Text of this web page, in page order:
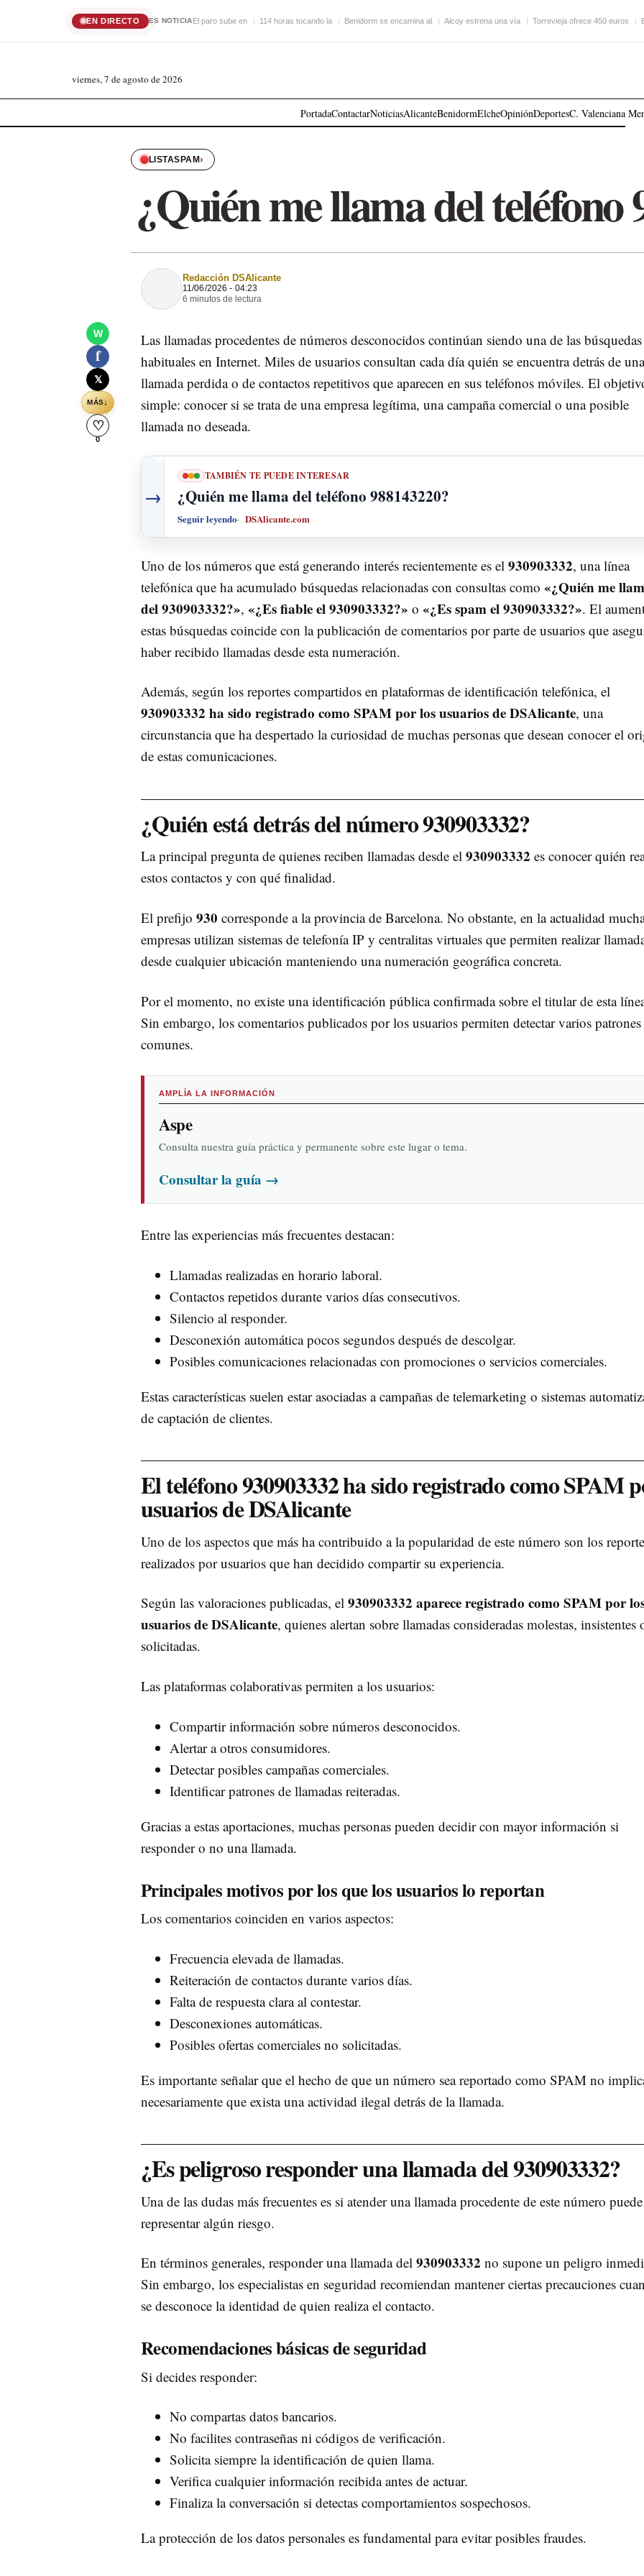
EN DIRECTO ES NOTICIAEl paro sube en 114 horas tocando la Benidorm se encamina al Alcoy estrena una vía Torrevieja ofrece 450 euros
viernes, 7 de agosto de 2026
PortadaContactarNoticiasAlicanteBenidormElcheOpiniónDeportesC. Valenciana
LISTASPAM›
¿Quién me llama del teléfono
W
f
𝕏
MÁS↓
♡
0
Redacción DSAlicante
11/06/2026 - 04:23
6 minutos de lectura
Las llamadas procedentes de números desconocidos continúan siendo una de las
habituales en Internet. Miles de usuarios consultan cada día quién se encuentra detrás de una
llamada perdida o de contactos repetitivos que aparecen en sus teléfonos móviles. El
simple: conocer si se trata de una empresa legítima, una campaña comercial o una posible
llamada no deseada.
→
TAMBIÉN TE PUEDE INTERESAR
¿Quién me llama del teléfono 988143220?
Seguir leyendo DSAlicante.com
Uno de los números que está generando interés recientemente es el 930903332, una línea
telefónica que ha acumulado búsquedas relacionadas con consultas como «¿Quién me
del 930903332?», «¿Es fiable el 930903332?» o «¿Es spam el 930903332?». El
estas búsquedas coincide con la publicación de comentarios por parte de usuarios que
haber recibido llamadas desde esta numeración.
Además, según los reportes compartidos en plataformas de identificación telefónica, el
930903332 ha sido registrado como SPAM por los usuarios de DSAlicante, una
circunstancia que ha despertado la curiosidad de muchas personas que desean conocer el
de estas comunicaciones.
¿Quién está detrás del número 930903332?
La principal pregunta de quienes reciben llamadas desde el 930903332 es conocer quién
estos contactos y con qué finalidad.
El prefijo 930 corresponde a la provincia de Barcelona. No obstante, en la actualidad
empresas utilizan sistemas de telefonía IP y centralitas virtuales que permiten realizar
desde cualquier ubicación manteniendo una numeración geográfica concreta.
Por el momento, no existe una identificación pública confirmada sobre el titular de esta
Sin embargo, los comentarios publicados por los usuarios permiten detectar varios patrones
comunes.
AMPLÍA LA INFORMACIÓN
Aspe
Consulta nuestra guía práctica y permanente sobre este lugar o tema.
Consultar la guía →
Entre las experiencias más frecuentes destacan:
Llamadas realizadas en horario laboral.
Contactos repetidos durante varios días consecutivos.
Silencio al responder.
Desconexión automática pocos segundos después de descolgar.
Posibles comunicaciones relacionadas con promociones o servicios comerciales.
Estas características suelen estar asociadas a campañas de telemarketing o sistemas
de captación de clientes.
El teléfono 930903332 ha sido registrado como SPAM
usuarios de DSAlicante
Uno de los aspectos que más ha contribuido a la popularidad de este número son los
realizados por usuarios que han decidido compartir su experiencia.
Según las valoraciones publicadas, el 930903332 aparece registrado como SPAM por
usuarios de DSAlicante, quienes alertan sobre llamadas consideradas molestas, insistentes
solicitadas.
Las plataformas colaborativas permiten a los usuarios:
Compartir información sobre números desconocidos.
Alertar a otros consumidores.
Detectar posibles campañas comerciales.
Identificar patrones de llamadas reiteradas.
Gracias a estas aportaciones, muchas personas pueden decidir con mayor información si
responder o no una llamada.
Principales motivos por los que los usuarios lo reportan
Los comentarios coinciden en varios aspectos:
Frecuencia elevada de llamadas.
Reiteración de contactos durante varios días.
Falta de respuesta clara al contestar.
Desconexiones automáticas.
Posibles ofertas comerciales no solicitadas.
Es importante señalar que el hecho de que un número sea reportado como SPAM no
necesariamente que exista una actividad ilegal detrás de la llamada.
¿Es peligroso responder una llamada del 930903332?
Una de las dudas más frecuentes es si atender una llamada procedente de este número puede
representar algún riesgo.
En términos generales, responder una llamada del 930903332 no supone un peligro
Sin embargo, los especialistas en seguridad recomiendan mantener ciertas precauciones
se desconoce la identidad de quien realiza el contacto.
Recomendaciones básicas de seguridad
Si decides responder:
No compartas datos bancarios.
No facilites contraseñas ni códigos de verificación.
Solicita siempre la identificación de quien llama.
Verifica cualquier información recibida antes de actuar.
Finaliza la conversación si detectas comportamientos sospechosos.
La protección de los datos personales es fundamental para evitar posibles fraudes.